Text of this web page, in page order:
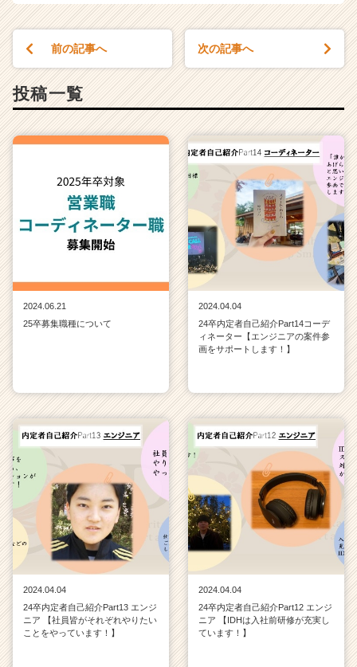
キ
ャ
（C
e
r
e
前の記事へ 次の記事へ
投稿一覧
2024.06.21
25卒募集職種について
2024.04.04
24卒内定者自己紹介Part14コーデ
ィネーター【エンジニアの案件参
画をサポートします！】
2024.04.04
24卒内定者自己紹介Part13 エンジ
ニア 【社員皆がそれぞれやりたい
ことをやっています！】
2024.04.04
24卒内定者自己紹介Part12 エンジ
ニア 【IDHは入社前研修が充実し
ています！】